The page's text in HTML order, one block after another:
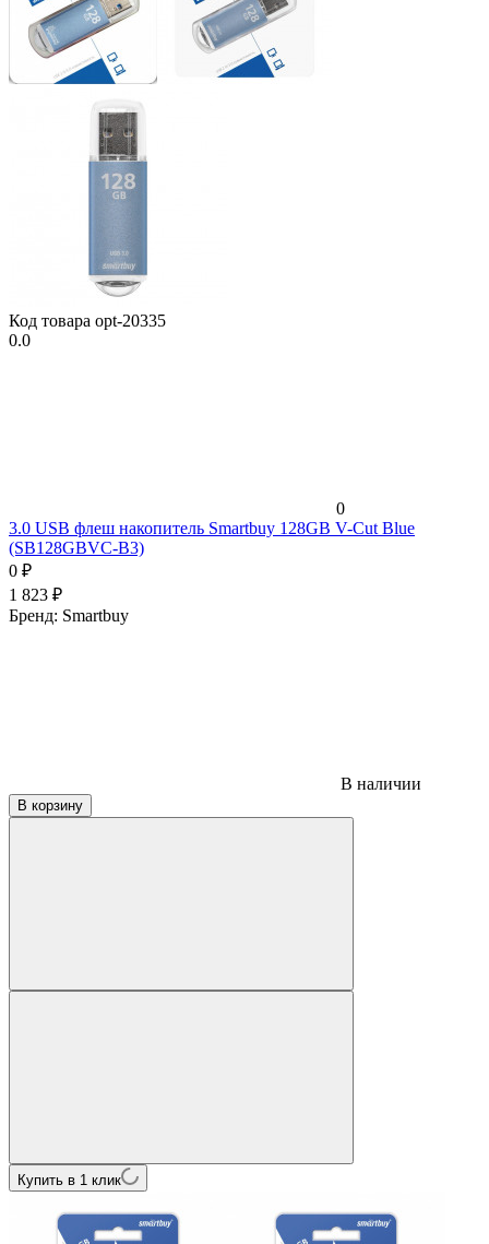
Код товара opt-20335
0.0
0
3.0 USB флеш накопитель Smartbuy 128GB V-Cut Blue
(SB128GBVC-B3)
0 ₽
1 823 ₽
Бренд: Smartbuy
В наличии
В корзину
Купить в 1 клик